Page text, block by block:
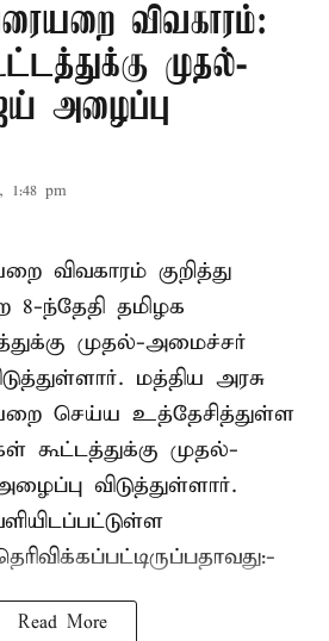
விவகாரம்:
முதல்-
அழைப்பு
1:48 pm
விவகாரம் குறித்து
8-ந்தேதி தமிழக
முதல்-அமைச்சர்
மத்திய அரசு
செய்ய உத்தேசித்துள்ள
கூட்டத்துக்கு முதல்-
விடுத்துள்ளார்.
Read More